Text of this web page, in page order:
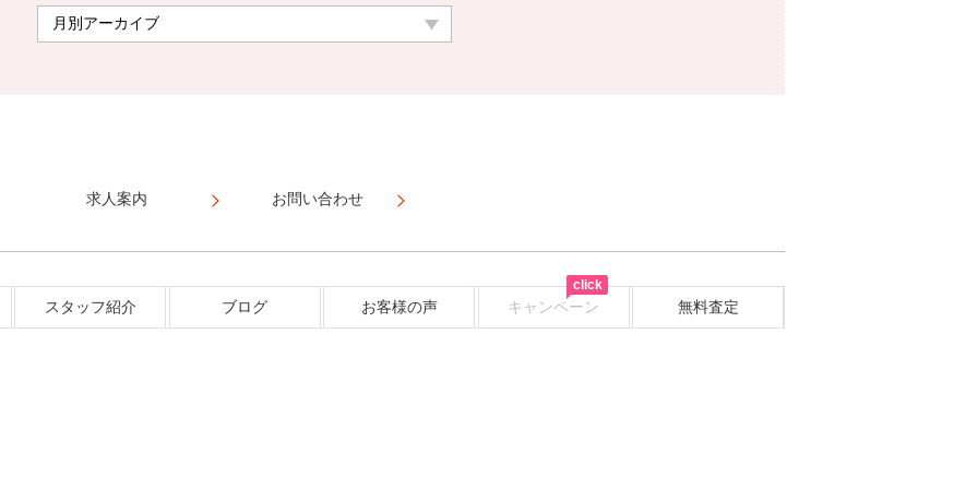
求人案内 お問い合わせ
スタッフ紹介 ブログ お客様の声 キャンペーン 無料査定
click